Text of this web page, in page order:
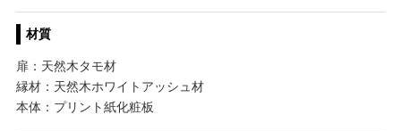
材質
扉：天然木タモ材
縁材：天然木ホワイトアッシュ材
本体：プリント紙化粧板